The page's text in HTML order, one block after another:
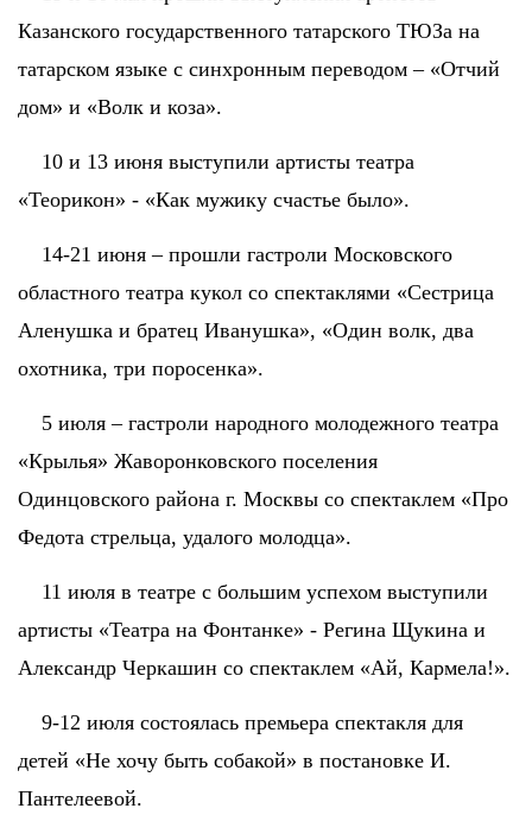
Казанского государственного татарского ТЮЗа на
татарском языке с синхронным переводом – «Отчий
дом» и «Волк и коза».
10 и 13 июня выступили артисты театра
«Теорикон» - «Как мужику счастье было».
14-21 июня – прошли гастроли Московского
областного театра кукол со спектаклями «Сестрица
Аленушка и братец Иванушка», «Один волк, два
охотника, три поросенка».
5 июля – гастроли народного молодежного театра
«Крылья» Жаворонковского поселения
Одинцовского района г. Москвы со спектаклем «Про
Федота стрельца, удалого молодца».
11 июля в театре с большим успехом выступили
артисты «Театра на Фонтанке» - Регина Щукина и
Александр Черкашин со спектаклем «Ай, Кармела!».
9-12 июля состоялась премьера спектакля для
детей «Не хочу быть собакой» в постановке И.
Пантелеевой.